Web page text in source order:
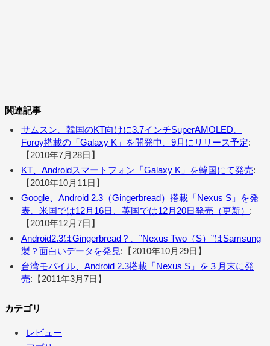
関連記事
サムスン、韓国のKT向けに3.7インチSuperAMOLED、
Foroy搭載の「Galaxy K」を開発中、9月にリリース予定:
【2010年7月28日】
KT、Androidスマートフォン「Galaxy K」を韓国にて発売:
【2010年10月11日】
Google、Android 2.3（Gingerbread）搭載「Nexus S」を発
表、米国では12月16日、英国では12月20日発売（更新） :
【2010年12月7日】
Android2.3はGingerbread？、”Nexus Two（S）”はSamsung
製？面白いデータを発見:【2010年10月29日】
台湾モバイル、Android 2.3搭載「Nexus S」を３月末に発
売:【2011年3月7日】
カテゴリ
レビュー